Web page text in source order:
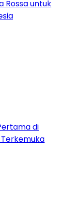
Rossa untuk
di
Terkemuka